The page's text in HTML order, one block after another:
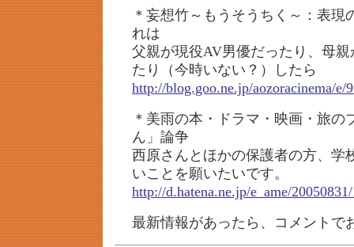
＊妄想竹～もうそうちく～：表現
れは
父親が現役AV男優だったり、母
たり（今時いない？）したら
http://blog.goo.ne.jp/aozoracinema/e/
＊美雨の本・ドラマ・映画・旅の
ん」論争
西原さんとほかの保護者の方、学
いことを願いたいです。
http://d.hatena.ne.jp/e_ame/
最新情報があったら、コメントで